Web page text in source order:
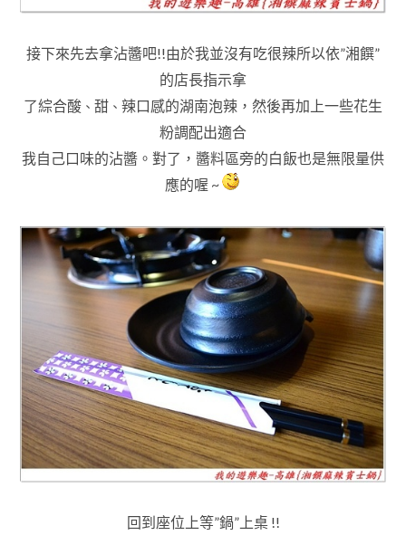
接下來先去拿沾醬吧!!由於我並沒有吃很辣所以依”湘饌”
的店長指示拿
了綜合酸 、 甜 、 辣口感的湖南泡辣 ， 然後再加上一些花生
粉調配出適合
我自己口味的沾醬 。對了 ，醬料區旁的白飯也是無限量供
應的喔 ~
回到座位上等”鍋”上桌 !!